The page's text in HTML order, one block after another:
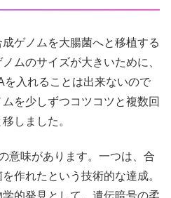
ゲノムを大腸菌へと移植する
ムのサイズが大きいために、
入れることは出来ないので
を少しずつコツコツと複数回
しました。
意味があります。一つは、合
作れたという技術的な達成。
的発見として、遺伝暗号の柔